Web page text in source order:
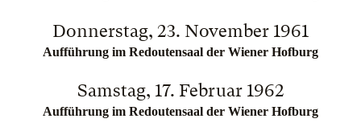
Donnerstag, 23. November 1961
Aufführung im Redoutensaal der Wiener Hofburg
Samstag, 17. Februar 1962
Aufführung im Redoutensaal der Wiener Hofburg